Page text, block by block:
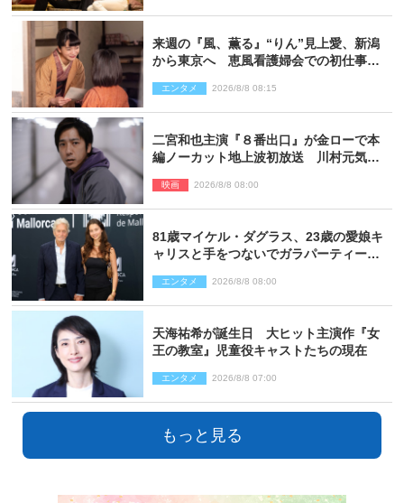
来週の『風、薫る』“りん”見上愛、新潟
から東京へ 恵風看護婦会での初仕事に
エンタメ 2026/8/8 08:15
二宮和也主演『８番出口』が金ローで本
編ノーカット地上波初放送 川村元気監
映画 2026/8/8 08:00
81歳マイケル・ダグラス、23歳の愛娘キ
ャリスと手をつないでガラパーティーに
エンタメ 2026/8/8 08:00
天海祐希が誕生日 大ヒット主演作『女
王の教室』児童役キャストたちの現在
エンタメ 2026/8/8 07:00
もっと見る